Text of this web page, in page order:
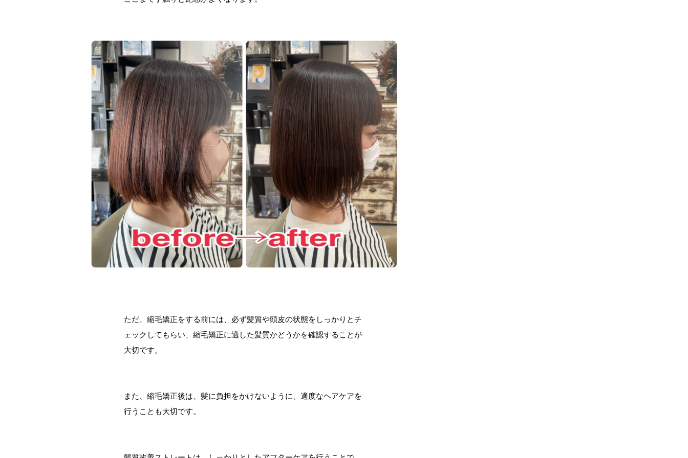
ただ、縮毛矯正をする前には、必ず髪質や頭皮の状態をしっかりとチ
ェックしてもらい、縮毛矯正に適した髪質かどうかを確認することが
大切です。
また、縮毛矯正後は、髪に負担をかけないように、適度なヘアケアを
行うことも大切です。